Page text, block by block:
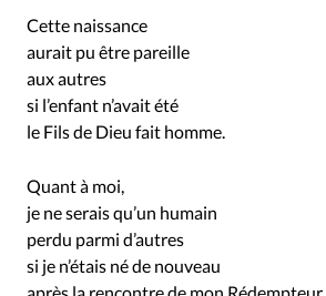
Cette naissance
aurait pu être pareille
aux autres
si l’enfant n’avait été
le Fils de Dieu fait homme.
Quant à moi,
je ne serais qu’un humain
perdu parmi d’autres
si je n’étais né de nouveau